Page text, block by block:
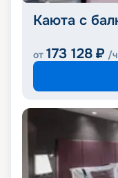
Каюта с
от 173 128 ₽ /